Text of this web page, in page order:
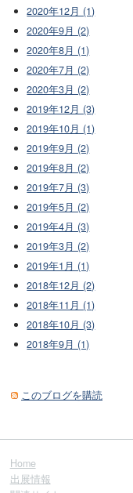
2020年12月 (1)
2020年9月 (2)
2020年8月 (1)
2020年7月 (2)
2020年3月 (2)
2019年12月 (3)
2019年10月 (1)
2019年9月 (2)
2019年8月 (2)
2019年7月 (3)
2019年5月 (2)
2019年4月 (3)
2019年3月 (2)
2019年1月 (1)
2018年12月 (2)
2018年11月 (1)
2018年10月 (3)
2018年9月 (1)
このブログを購読
Home
出展情報